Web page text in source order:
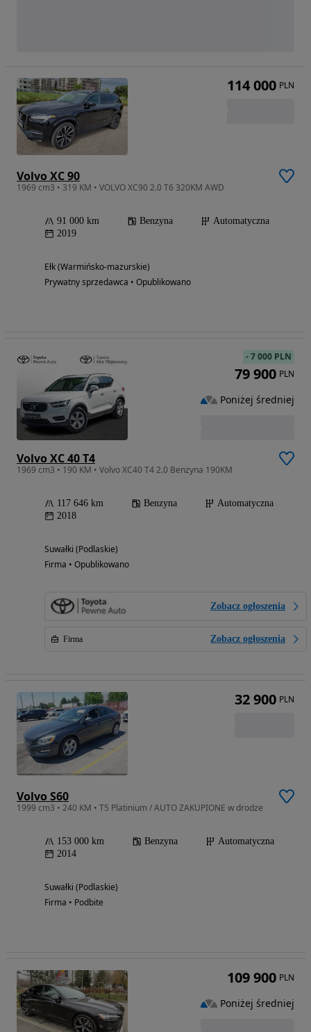
Volvo XC 90
1969 cm3 • 319 KM • VOLVO XC90 2.0 T6 320KM AWD
91 000 km Benzyna
Automatyczna
2019
Ełk (Warmińsko-mazurskie)
Prywatny sprzedawca • Opublikowano
114 000 PLN
Volvo XC 40 T4
1969 cm3 • 190 KM • Volvo XC40 T4 2.0 Benzyna 190KM
117 646 km Benzyna
Automatyczna
2018
Suwałki (Podlaskie)
Firma • Opublikowano
Zobacz ogłoszenia
Firma Zobacz ogłoszenia
-7 000 PLN
79 900 PLN
Poniżej średniej
Volvo S60
1999 cm3 • 240 KM • T5 Platinium / AUTO ZAKUPIONE w drodze
153 000 km Benzyna
Automatyczna
2014
Suwałki (Podlaskie)
Firma • Podbite
32 900 PLN
109 900 PLN
Poniżej średniej